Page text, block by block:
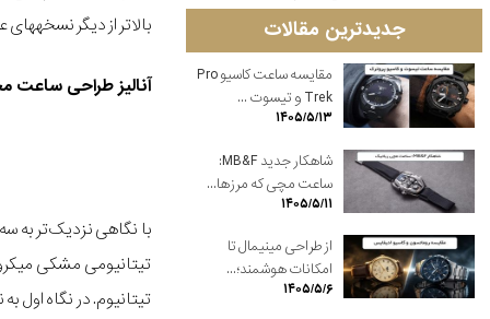
بالاتر از دیگر نسخه‎های عرضه شده(از جمله Defy 21 Felipe Pantone و Defy Classic Carbon که در ابتدای 2021 عرضه شدند) قرار گرفته.
آنالیز طراحی
تیتانیومی مشکی
جدیدترین مقالات
مقایسه ساعت کاسیو Pro
Trek و تیسوت ...
۱۴۰۵/۵/۱۳
شاهکار جدید MB&F:
ساعت مچی که مرزها...
۱۴۰۵/۵/۱۱
از طراحی مینیمال تا
امکانات هوشمند؛...
۱۴۰۵/۵/۶